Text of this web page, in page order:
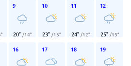
°
9
20° /14°
10
23° /13°
11
24° /12°
12
25° /15°
16 17 18 19